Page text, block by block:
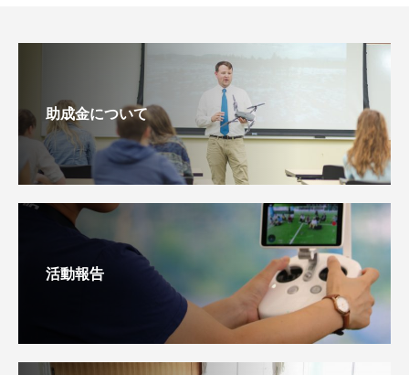
助成金について
活動報告